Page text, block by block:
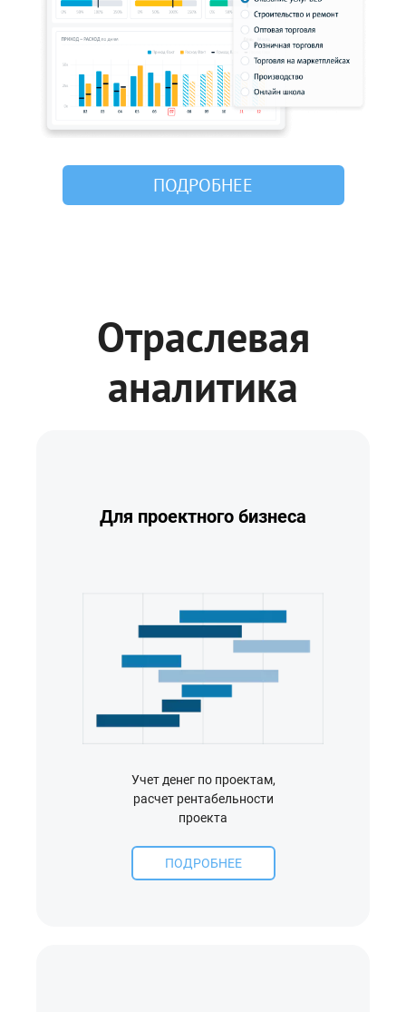
ПОДРОБНЕЕ
Отраслевая
аналитика
Для проектного бизнеса
Учет денег по проектам,
расчет рентабельности
проекта
ПОДРОБНЕЕ